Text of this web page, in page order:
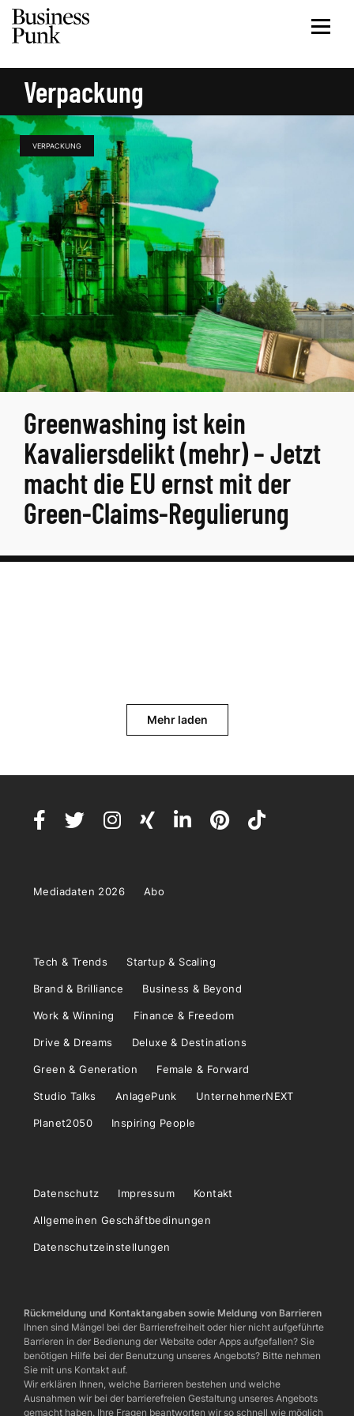
Verpackung
VERPACKUNG
Greenwashing ist kein
Kavaliersdelikt (mehr) – Jetzt
macht die EU ernst mit der
Green-Claims-Regulierung
Mehr laden
Mediadaten 2026 Abo
Tech & Trends Startup & Scaling
Brand & Brilliance Business & Beyond
Work & Winning Finance & Freedom
Drive & Dreams Deluxe & Destinations
Green & Generation Female & Forward
Studio Talks AnlagePunk UnternehmerNEXT
Planet2050 Inspiring People
Datenschutz Impressum Kontakt
Allgemeinen Geschäftbedinungen
Datenschutzeinstellungen
Rückmeldung und Kontaktangaben sowie Meldung von Barrieren
Ihnen sind Mängel bei der Barrierefreiheit oder hier nicht aufgeführte
Barrieren in der Bedienung der Website oder Apps aufgefallen? Sie
benötigen Hilfe bei der Benutzung unseres Angebots? Bitte nehmen
Sie mit uns Kontakt auf.
Wir erklären Ihnen, welche Barrieren bestehen und welche
Ausnahmen wir bei der barrierefreien Gestaltung unseres Angebots
gemacht haben. Ihre Fragen beantworten wir so schnell wie möglich